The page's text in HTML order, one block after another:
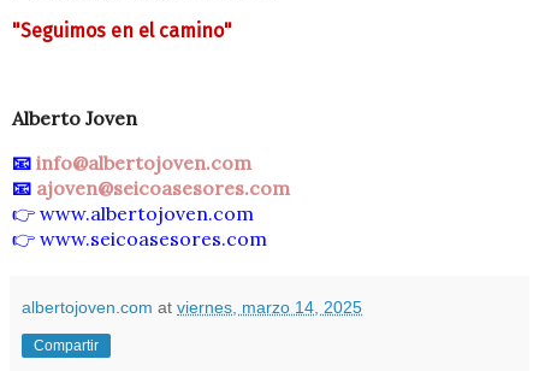
"Seguimos en el camino"
Alberto Joven
📧 info@albertojoven.com
📧 ajoven@seicoasesores.com
👉 www.albertojoven.com
👉 www.seicoasesores.com
albertojoven.com at viernes, marzo 14, 2025
Compartir